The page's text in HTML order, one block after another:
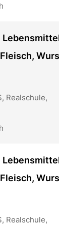
Realschule,
Realschule,